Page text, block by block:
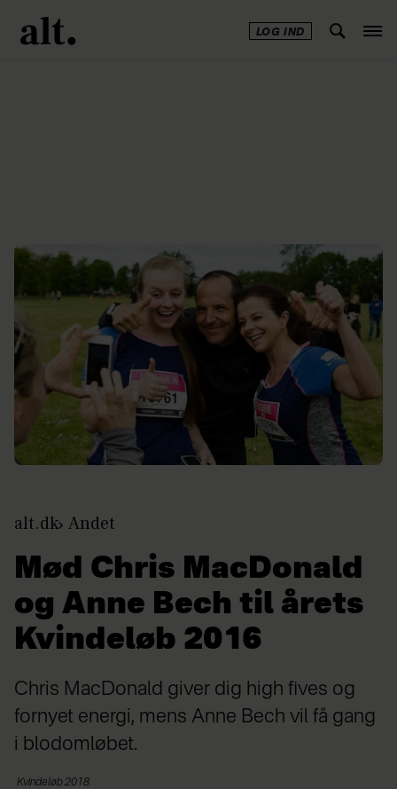
LOG IND
alt.dk Andet
Mød Chris MacDonald
og Anne Bech til årets
Kvindeløb 2016
Chris MacDonald giver dig high fives og
fornyet energi, mens Anne Bech vil få gang
i blodomløbet.
Kvindeløb 2018